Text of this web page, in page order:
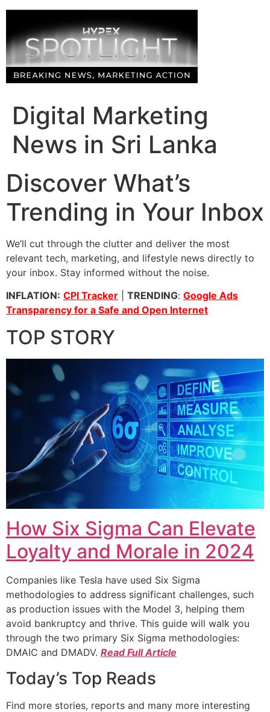
Skip
content
Digital Marketing
News in Sri Lanka
Discover What’s
Trending in Your Inbox
We’ll cut through the clutter and deliver the most
relevant tech, marketing, and lifestyle news directly to
your inbox. Stay informed without the noise.
INFLATION: CPI Tracker TRENDING: Google Ads
Transparency for a Safe and Open Internet
TOP STORY
How Six Sigma Can Elevate
Loyalty and Morale in 2024
Companies like Tesla have used Six Sigma
methodologies to address significant challenges, such
as production issues with the Model 3, helping them
avoid bankruptcy and thrive. This guide will walk you
through the two primary Six Sigma methodologies:
DMAIC and DMADV. Read Full Article
Today’s Top Reads
Find more stories, reports and many more interesting